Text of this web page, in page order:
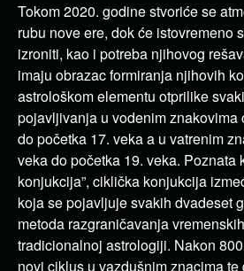
Tokom 2020. godine stvoriće se
rubu nove ere, dok će istovremeno
izroniti, kao i potreba njihovog
imaju obrazac formiranja njihovih
astrološkom elementu otprilike
pojavljivanja u vodenim znakovima
do početka 17. veka a u vatrenim
veka do početka 19. veka. Poznata
konjukcija”, ciklička konjukcija
koja se pojavljuje svakih dvadeset
metoda razgraničavanja
tradicionalnoj astrologiji. Nakon
novi ciklus u vazdušnim znacima